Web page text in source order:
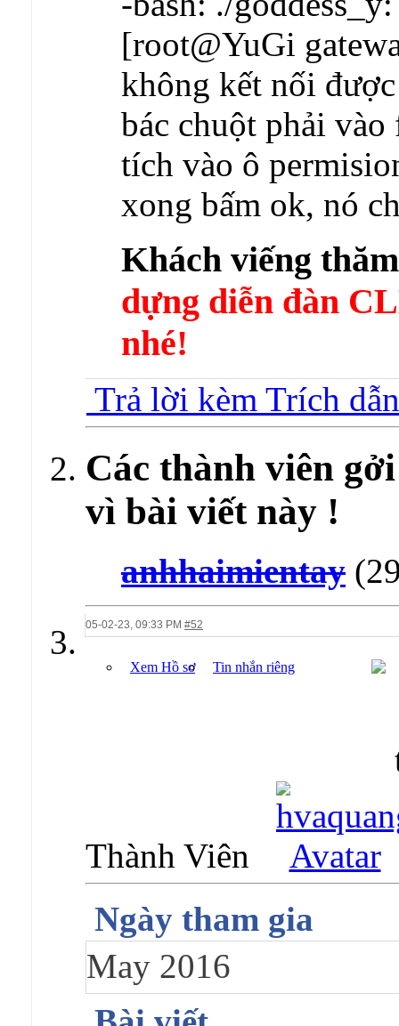
[root@YuGi
không kết nối được
bác chuột phải
tích vào ô
xong bấm ok, nó
Khách viếng
dựng diễn đàn
nhé!
Trả lời kèm Trích dẫn
Các thành viên
vì bài viết này !
anhhaimientay
05-02-23, 09:33 PM #52
Xem Hồ sơ Tin nhắn riêng
Thành Viên
Ngày tham gia
May 2016